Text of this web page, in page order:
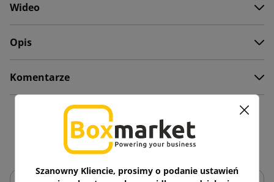
Wideo
Opis
Komentarze
Zobacz także
Szanowny Kliencie, prosimy o podanie ustawień